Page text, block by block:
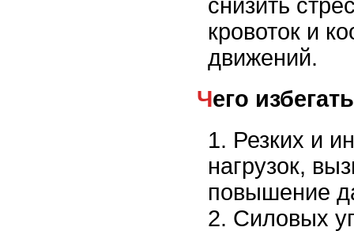
снизить
кровоток и
движений.
Чего избегать
Резких и
нагрузок,
повышение
Силовых